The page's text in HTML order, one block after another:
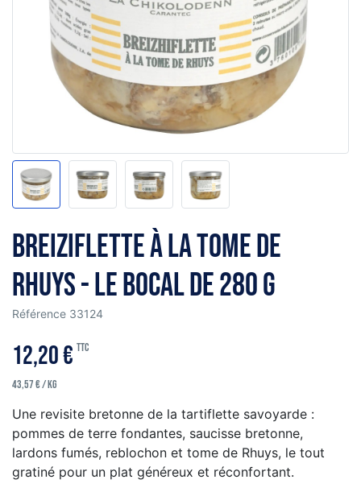
Breiziflette à la Tome de
Rhuys - le bocal de 280 g
Référence 33124
12,20 € TTC
43,57 € / kg
Une revisite bretonne de la tartiflette savoyarde :
pommes de terre fondantes, saucisse bretonne,
lardons fumés, reblochon et tome de Rhuys, le tout
gratiné pour un plat généreux et réconfortant.